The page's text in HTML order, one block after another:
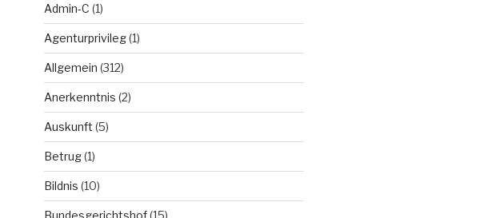
Admin-C (1)
Agenturprivileg(1)
Allgemein (312)
Anerkenntnis (2)
Auskunft (5)
Betrug(1)
Bildnis (10)
Bundesgerichtshof(15)